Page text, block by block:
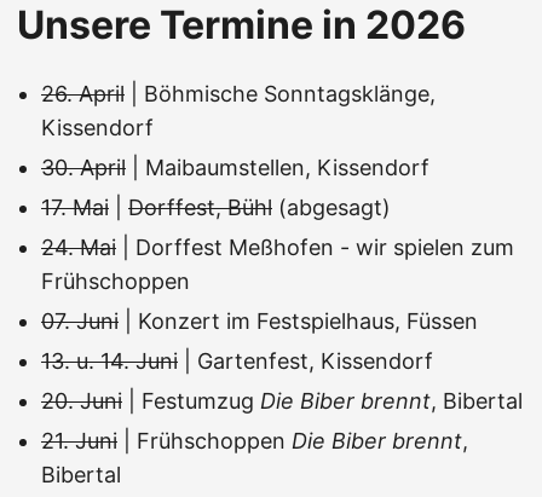
Unsere Termine in 2026
26. April | Böhmische Sonntagsklänge,
Kissendorf
30. April | Maibaumstellen, Kissendorf
17. Mai
Dorffest, Bühl (abgesagt)
24. Mai | Dorffest Meßhofen - wir spielen zum
Frühschoppen
07. Juni | Konzert im Festspielhaus, Füssen
13. u. 14. Juni | Gartenfest, Kissendorf
20. Juni | Festumzug Die Biber brennt, Bibertal
21. Juni | Frühschoppen Die Biber brennt,
Bibertal